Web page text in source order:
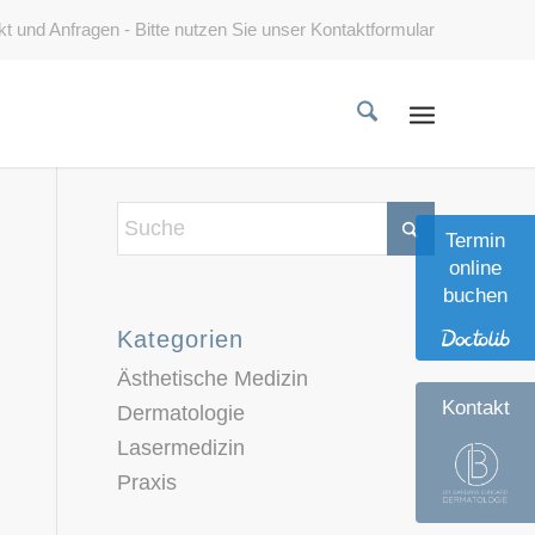
und Anfragen - Bitte nutzen Sie unser Kontaktformular
Kategorien
Ästhetische Medizin
Dermatologie
Lasermedizin
Praxis
Termin
online
buchen
Kontakt